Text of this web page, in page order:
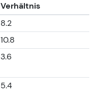
Verhältnis
8.2
10.8
3.6
5.4